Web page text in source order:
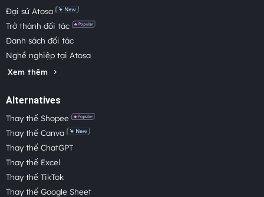
Đại sứ Atosa
Trở thành đối tác
Danh sách đối tác
Nghề nghiệp tại Atosa
Xem thêm
Alternatives
Thay thế Shopee
Thay thế Canva
Thay thế ChatGPT
Thay thế Excel
Thay thế TikTok
Thay thế Google Sheet